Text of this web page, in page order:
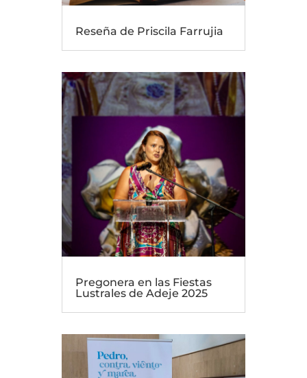
Reseña de Priscila Farrujia
Pregonera en las Fiestas
Lustrales de Adeje 2025